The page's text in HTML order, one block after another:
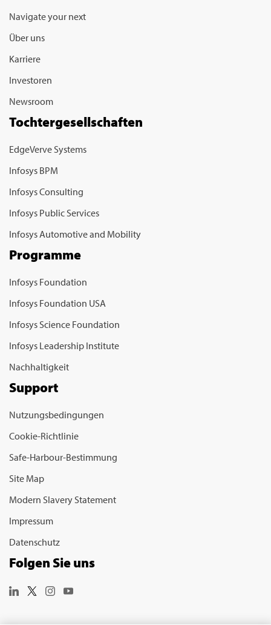
Navigate your next
Über uns
Karriere
Investoren
Newsroom
Tochtergesellschaften
EdgeVerve Systems
Infosys BPM
Infosys Consulting
Infosys Public Services
Infosys Automotive and Mobility
Programme
Infosys Foundation
Infosys Foundation USA
Infosys Science Foundation
Infosys Leadership Institute
Nachhaltigkeit
Support
Nutzungsbedingungen
Cookie-Richtlinie
Safe-Harbour-Bestimmung
Site Map
Modern Slavery Statement
Impressum
Datenschutz
Folgen Sie uns